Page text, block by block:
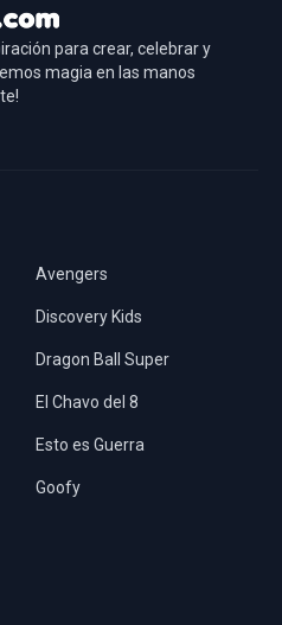
para crear, celebrar y
magia en las manos
Avengers
Discovery Kids
Dragon Ball Super
El Chavo del 8
Esto es Guerra
Goofy